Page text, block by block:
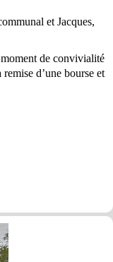
et Jacques,
de convivialité
d’une bourse et